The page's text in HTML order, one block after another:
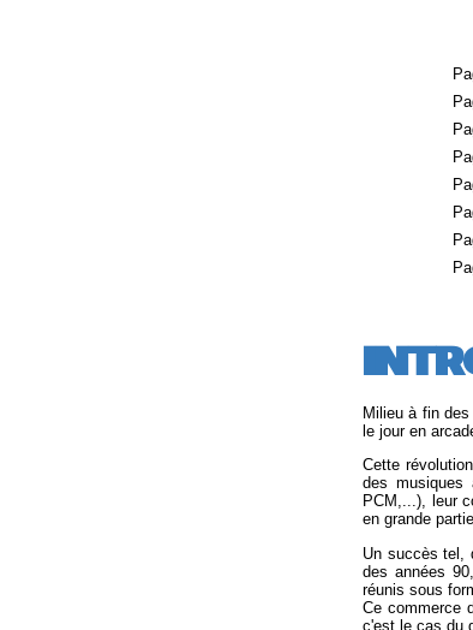
Milieu à fin
le jour en
Cette
des musiques
PCM,...), leur
en grande
Un succès tel,
des années
réunis sous
Ce commerce
c'est le cas du